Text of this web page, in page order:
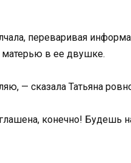
переваривая
матерью в ее двушке.
— сказала Татьяна
конечно! Будешь